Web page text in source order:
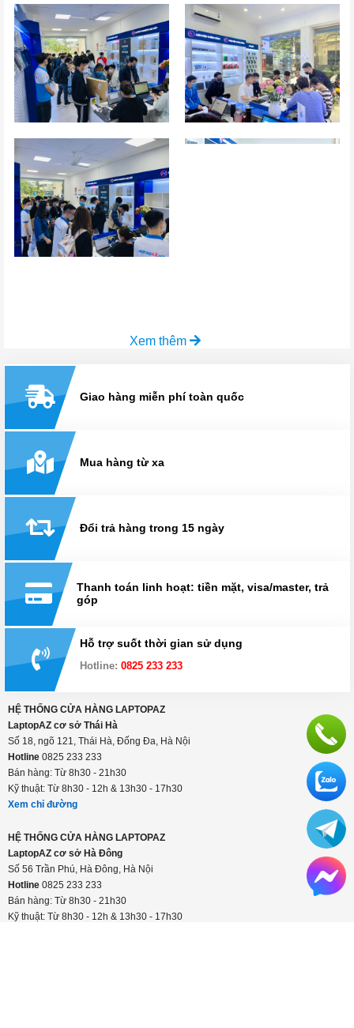
Đổi trả hàng trong 15 ngày
góp
Hỗ trợ suốt thời gian sử dụng
Hotline:0825 233 233
LaptopAZ cơ sở Thái Hà
Số 18, ngõ 121, Thái Hà, Đống Đa, Hà Nội
Hotline0825 233 233
Bán hàng: Từ 8h30 - 21h30
Kỹ thuật: Từ 8h30 - 12h & 13h30 - 17h30
Xem chỉ đường